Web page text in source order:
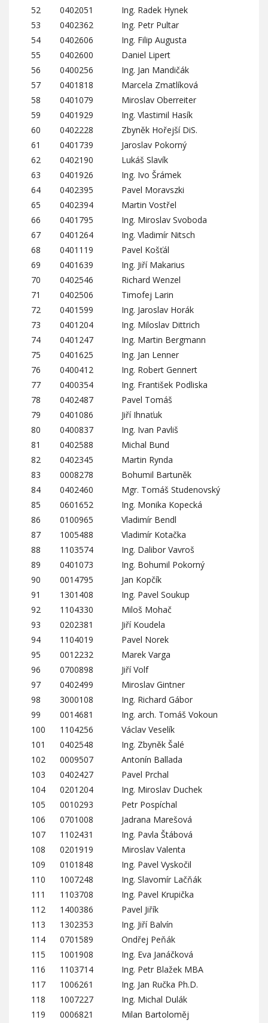
52
0402051
Ing. Radek Hynek
53
0402362
Ing. Petr Pultar
54
0402606
Ing. Filip Augusta
55
0402600
Daniel Lipert
56
0400256
Ing. Jan Mandičák
57
0401818
Marcela Zmatlíková
58
0401079
Miroslav Oberreiter
59
0401929
Ing. Vlastimil Hasík
60
0402228
Zbyněk Hořejší DiS.
61
0401739
Jaroslav Pokorný
62
0402190
Lukáš Slavík
63
0401926
Ing. Ivo Šrámek
64
0402395
Pavel Moravszki
65
0402394
Martin Vostřel
66
0401795
Ing. Miroslav Svoboda
67
0401264
Ing. Vladimír Nitsch
68
0401119
Pavel Košťál
69
0401639
Ing. Jiří Makarius
70
0402546
Richard Wenzel
71
0402506
Timofej Larin
72
0401599
Ing. Jaroslav Horák
73
0401204
Ing. Miloslav Dittrich
74
0401247
Ing. Martin Bergmann
75
0401625
Ing. Jan Lenner
76
0400412
Ing. Robert Gennert
77
0400354
Ing. František Podliska
78
0402487
Pavel Tomáš
79
0401086
Jiří Ihnaťuk
80
0400837
Ing. Ivan Pavliš
81
0402588
Michal Bund
82
0402345
Martin Rynda
83
0008278
Bohumil Bartuněk
84
0402460
Mgr. Tomáš Studenovský
85
0601652
Ing. Monika Kopecká
86
0100965
Vladimír Bendl
87
1005488
Vladimír Kotačka
88
1103574
Ing. Dalibor Vavroš
89
0401073
Ing. Bohumil Pokorný
90
0014795
Jan Kopčík
91
1301408
Ing. Pavel Soukup
92
1104330
Miloš Mohač
93
0202381
Jiří Koudela
94
1104019
Pavel Norek
95
0012232
Marek Varga
96
0700898
Jiří Volf
97
0402499
Miroslav Gintner
98
3000108
Ing. Richard Gábor
99
0014681
Ing. arch. Tomáš Vokoun
100
1104256
Václav Veselík
101
0402548
Ing. Zbyněk Šalé
102
0009507
Antonín Ballada
103
0402427
Pavel Prchal
104
0201204
Ing. Miroslav Duchek
105
0010293
Petr Pospíchal
106
0701008
Jadrana Marešová
107
1102431
Ing. Pavla Štábová
108
0201919
Miroslav Valenta
109
0101848
Ing. Pavel Vyskočil
110
1007248
Ing. Slavomír Lačňák
111
1103708
Ing. Pavel Krupička
112
1400386
Pavel Jiřík
113
1302353
Ing. Jiří Balvín
114
0701589
Ondřej Peňák
115
1001908
Ing. Eva Janáčková
116
1103714
Ing. Petr Blažek MBA
117
1006261
Ing. Jan Ručka Ph.D.
118
1007227
Ing. Michal Dulák
119
0006821
Milan Bartoloměj